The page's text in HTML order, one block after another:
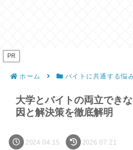
PR
ホーム バイトに共通する悩
大学とバイトの両立でき
因と解決策を徹底解明
2024.04.15 2026.07.21